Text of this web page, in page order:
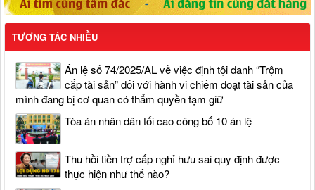
TƯƠNG TÁC NHIỀU
Án lệ số 74/2025/AL về việc định tội danh “Trộm
cắp tài sản” đối với hành vi chiếm đoạt tài sản của
mình đang bị cơ quan có thẩm quyền tạm giữ
Tòa án nhân dân tối cao công bố 10 án lệ
Thu hồi tiền trợ cấp nghỉ hưu sai quy định được
thực hiện như thế nào?